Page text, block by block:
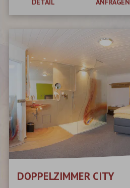
DETAIL ANFRAGEN
DOPPELZIMMER CITY